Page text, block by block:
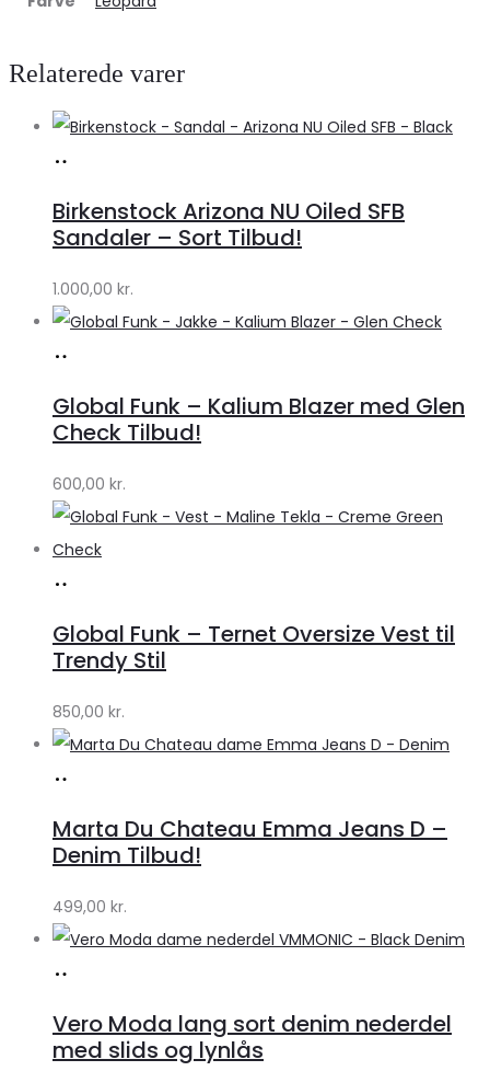
Relaterede varer
Lykke
Lykke
Birkenstock Arizona NU Oiled SFB
Sandaler – Sort Tilbud!
1.000,00 kr.
Lykke
Lykke
Global Funk – Kalium Blazer med Glen
Check Tilbud!
600,00 kr.
Lykke
Lykke
Global Funk – Ternet Oversize Vest til
Trendy Stil
850,00 kr.
Klædeskabet.dk
Marta Du Chateau Emma Jeans D –
Denim Tilbud!
499,00 kr.
Klædeskabet.dk
Vero Moda lang sort denim nederdel
med slids og lynlås